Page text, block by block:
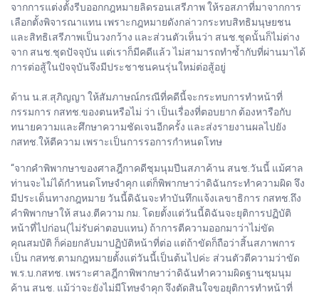
จากการแต่งตั้งรีบออกกฎหมายลิดรอนเสรีภาพ ให้รอสภาที่มาจากการ
เลือกตั้งพิจารณาแทน เพราะกฎหมายดังกล่าวกระทบสิทธิมนุษยชน
และสิทธิเสรีภาพเป็นวงกว้าง และส่วนตัวเห็นว่า สนช.ชุดนั้นก็ไม่ต่าง
จาก สนช.ชุดปัจจุบัน แต่เราก็มีคดีแล้ว ไม่สามารถทำซ้ำกับที่ผ่านมาได้
การต่อสู้ในปัจจุบันจึงมีประชาชนคนรุ่นใหม่ต่อสู้อยู่
ด้าน น.ส.สุภิญญา ให้สัมภาษณ์กรณีที่คดีนี้จะกระทบการทำหน้าที่
กรรมการ กสทช.ของตนหรือไม่ ว่า เป็นเรื่องที่ตอบยาก ต้องหารือกับ
ทนายความและศึกษาความชัดเจนอีกครั้ง และส่งรายงานผลไปยัง
กสทช.ให้ตีความ เพราะเป็นการรอการกำหนดโทษ
“จากคำพิพากษาของศาลฎีกาคดีชุมนุมปีนสภาค้าน สนช.วันนี้ แม้ศาล
ท่านจะไม่ได้กำหนดโทษจำคุก แต่ก็พิพากษาว่าดิฉันกระทำความผิด จึง
มีประเด็นทางกฎหมาย วันนี้ดิฉันจะทำบันทึกแจ้งเลขาธิการ กสทช.ถึง
คำพิพากษาให้ สนง.ตีความ กม. โดยตั้งแต่วันนี้ดิฉันจะยุติการปฏิบัติ
หน้าที่ไปก่อน(ไม่รับค่าตอบแทน) ถ้าการตีความออกมาว่าไม่ขัด
คุณสมบัติ ก็ค่อยกลับมาปฏิบัติหน้าที่ต่อ แต่ถ้าขัดก็ถือว่าสิ้นสภาพการ
เป็น กสทช.ตามกฎหมายตั้งแต่วันนี้เป็นต้นไปค่ะ ส่วนตัวตีความว่าขัด
พ.ร.บ.กสทช. เพราะศาลฎีกาพิพากษาว่าดิฉันทำความผิดฐานชุมนุม
ค้าน สนช. แม้ว่าจะยังไม่มีโทษจำคุก จึงตัดสินใจขอยุติการทำหน้าที่